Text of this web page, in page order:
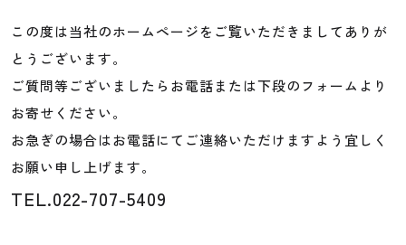
この度は当社のホームページをご覧いただきましてありが
とうございます。
ご質問等ございましたらお電話または下段のフォームより
お寄せください。
お急ぎの場合はお電話にてご連絡いただけますよう宜しく
お願い申し上げます。
TEL.022-707-5409